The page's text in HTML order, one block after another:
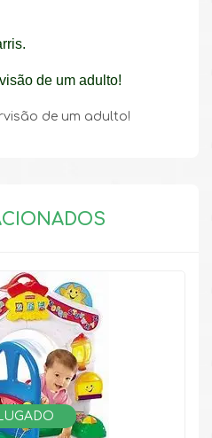
de um adulto!
de um adulto!